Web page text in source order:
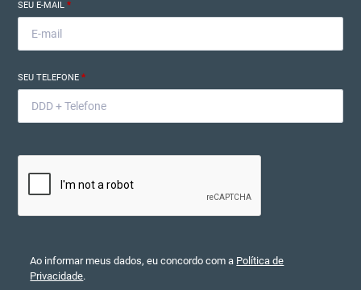
SEU E-MAIL*
SEU TELEFONE*
Ao informar meus dados, eu concordo com a Política de
Privacidade.